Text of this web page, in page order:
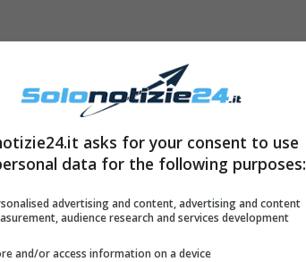
asks for your consent to use
data for the following purposes:
advertising and content, advertising and content
audience research and services development
and/or access information on a device